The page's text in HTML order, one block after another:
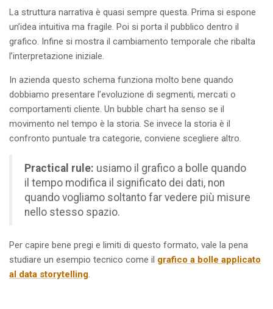
La struttura narrativa è quasi sempre questa. Prima si espone
un’idea intuitiva ma fragile. Poi si porta il pubblico dentro il
grafico. Infine si mostra il cambiamento temporale che ribalta
l’interpretazione iniziale.
In azienda questo schema funziona molto bene quando
dobbiamo presentare l’evoluzione di segmenti, mercati o
comportamenti cliente. Un bubble chart ha senso se il
movimento nel tempo è la storia. Se invece la storia è il
confronto puntuale tra categorie, conviene scegliere altro.
Practical rule: usiamo il grafico a bolle quando
il tempo modifica il significato dei dati, non
quando vogliamo soltanto far vedere più misure
nello stesso spazio.
Per capire bene pregi e limiti di questo formato, vale la pena
studiare un esempio tecnico come il grafico a bolle applicato
al data storytelling.